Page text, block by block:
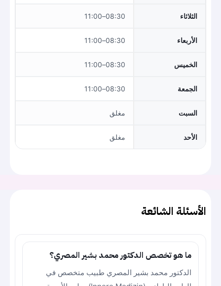
الثلاثاء 08:30–11:00
الأربعاء 08:30–11:00
الخميس 08:30–11:00
الجمعة 08:30–11:00
السبت مغلق
الأحد مغلق
الأسئلة الشائعة
ما هو تخصص الدكتور محمد بشير المصري؟
الدكتور محمد بشير المصري طبيب متخصص في